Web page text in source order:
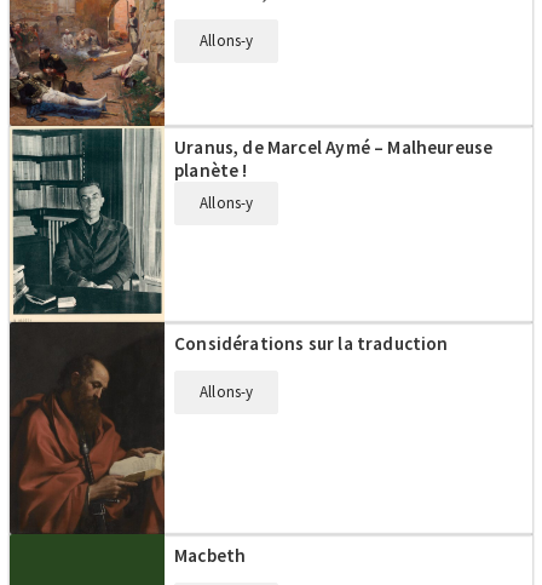
Allons-y
Uranus, de Marcel Aymé – Malheureuse
planète !
Allons-y
Considérations sur la traduction
Allons-y
Macbeth